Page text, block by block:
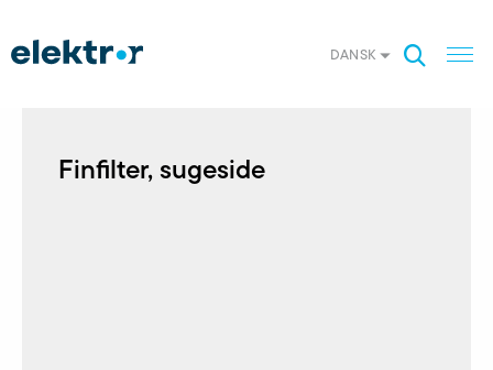
DANSK
Finfilter, sugeside